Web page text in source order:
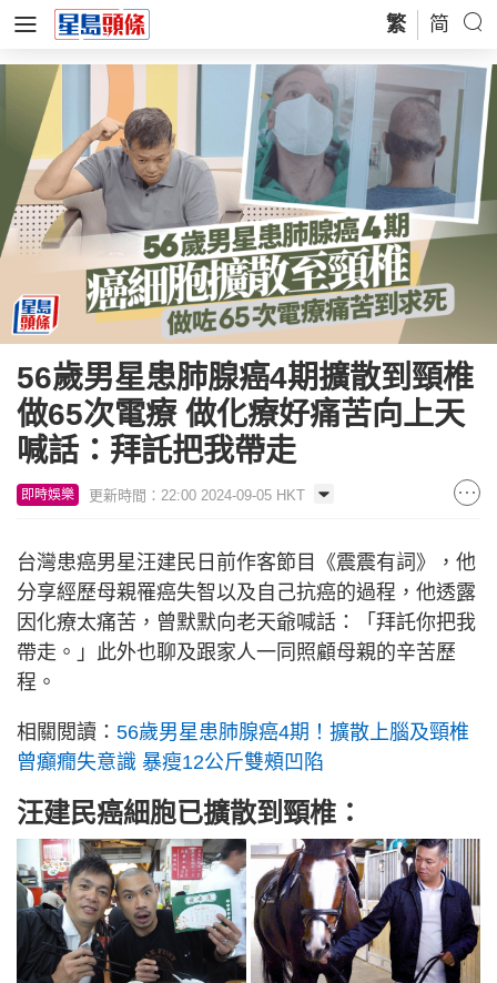
繁 简
56歲男星患肺腺癌4期擴散到頸椎
做65次電療 做化療好痛苦向上天
喊話：拜託把我帶走
即時娛樂 更新時間：22:00 2024-09-05 HKT
台灣患癌男星汪建民日前作客節目《震震有詞》，他
分享經歷母親罹癌失智以及自己抗癌的過程，他透露
因化療太痛苦，曾默默向老天爺喊話：「拜託你把我
帶走。」此外也聊及跟家人一同照顧母親的辛苦歷
程。
相關閲讀： 56歲男星患肺腺癌4期！擴散上腦及頸椎
曾癲癇失意識 暴瘦12公斤雙頰凹陷
汪建民癌細胞已擴散到頸椎：